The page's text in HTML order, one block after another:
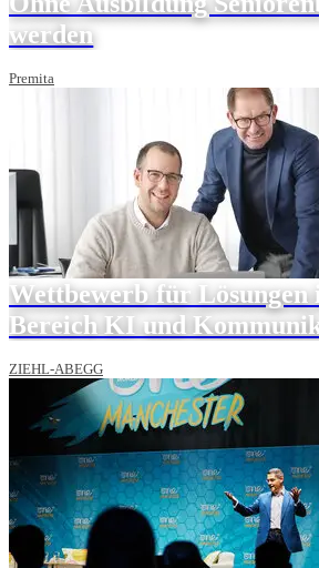
werden
Premita
Wettbewerb für Lösungen
Bereich KI und
ZIEHL-ABEGG